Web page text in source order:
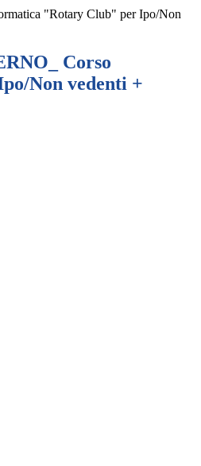
"Rotary Club" per Ipo/Non
Corso
Non vedenti +